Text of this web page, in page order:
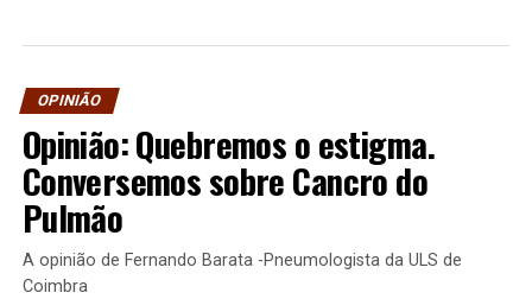
OPINIÃO
Opinião: Quebremos o estigma.
Conversemos sobre Cancro do
Pulmão
A opinião de Fernando Barata -Pneumologista da ULS de
Coimbra